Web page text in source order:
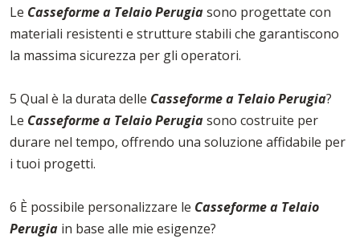
Le Casseforme a Telaio Perugiasono progettate con
materiali resistenti e strutture stabili che garantiscono
la massima sicurezza per gli operatori.
5 Qual è la durata delle Casseforme a Telaio Perugia?
Le Casseforme a Telaio Perugiasono costruite per
durare nel tempo, offrendo una soluzione affidabile per
i tuoi progetti.
6 È possibile personalizzare le Casseforme a Telaio
Perugia in base alle mie esigenze?